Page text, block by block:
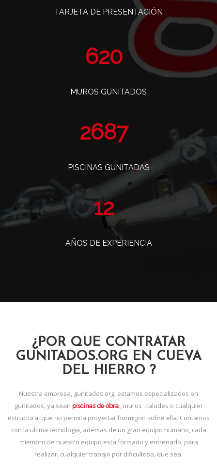
TARJETA DE PRESENTACIÓN
761
MUROS GUNITADOS
3298
PISCINAS GUNITADAS
14
AÑOS DE EXPERIENCIA
¿POR QUE CONTRATAR
GUNITADOS.ORG EN CUEVA
DEL HIERRO ?
Nuestra empresa, gunitados.org, estamos especializados en
gunitados, ya sean piscinas de obra, muros , taludes o cualquier
estructura, que no permita proyectar hormigon sobre ella. Contamos
con la ultima técnologia, adémas de un gran equipo humano, cada
miembro de nuestro equipo esta formado y entrenado, para
realizar, cualquier trabajo por dificultoso, que sea.